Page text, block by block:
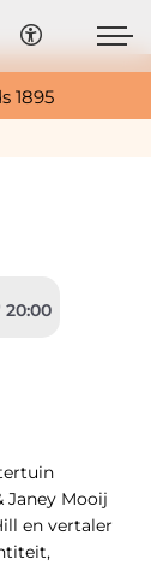
1895
20:00
Janey Mooij
en vertaler